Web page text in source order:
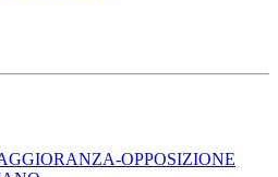
OPPOSIZIONE